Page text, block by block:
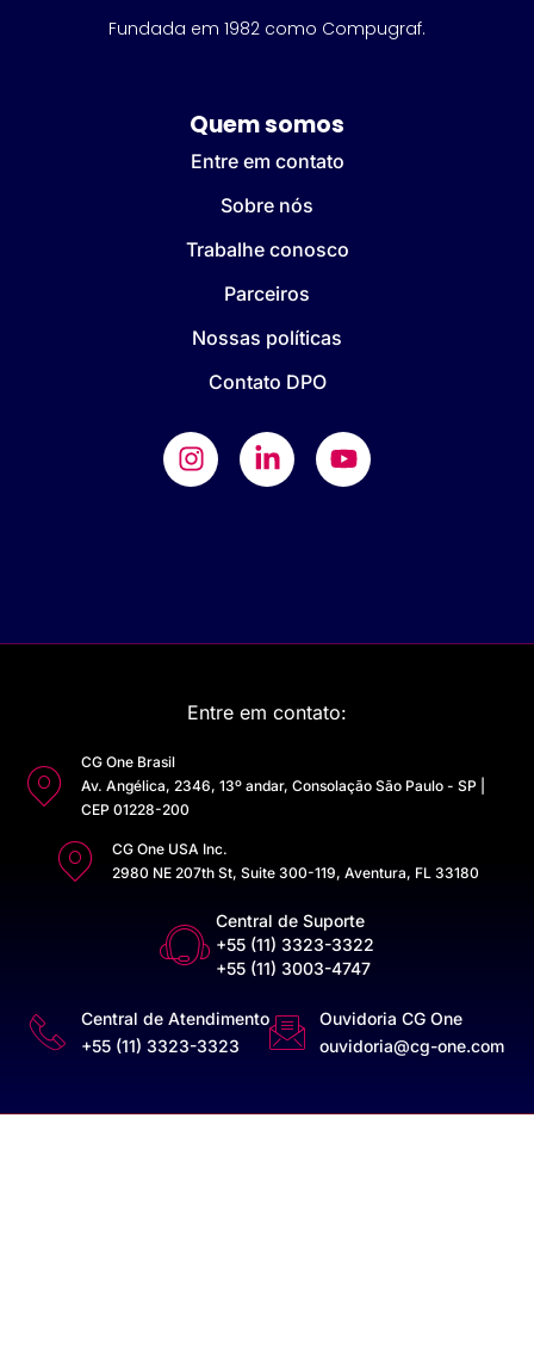
Fundada em 1982 como Compugraf.
Quem somos
Entre em contato
Sobre nós
Trabalhe conosco
Parceiros
Nossas políticas
Contato DPO
Entre em contato:
CG One Brasil
Av. Angélica, 2346, 13º andar, Consolação São Paulo - SP |
CEP 01228-200
CG One USA Inc.
2980 NE 207th St, Suite 300-119, Aventura, FL 33180
Central de Suporte
+55 (11) 3323-3322
+55 (11) 3003-4747
Central de Atendimento
+55 (11) 3323-3323
Ouvidoria CG One
ouvidoria@cg-one.com